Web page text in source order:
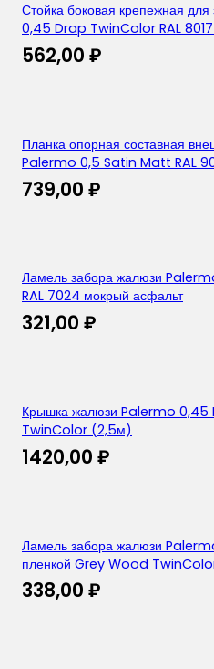
Стойка боковая крепежная
0,45 Drap TwinColor RAL
562,00 ₽
Планка опорная составная
Palermo 0,5 Satin Matt RAL
739,00 ₽
Ламель забора жалюзи
RAL 7024 мокрый асфальт
321,00 ₽
Крышка жалюзи Palermo
TwinColor (2,5м)
1420,00 ₽
Ламель забора жалюзи
пленкой Grey Wood
338,00 ₽